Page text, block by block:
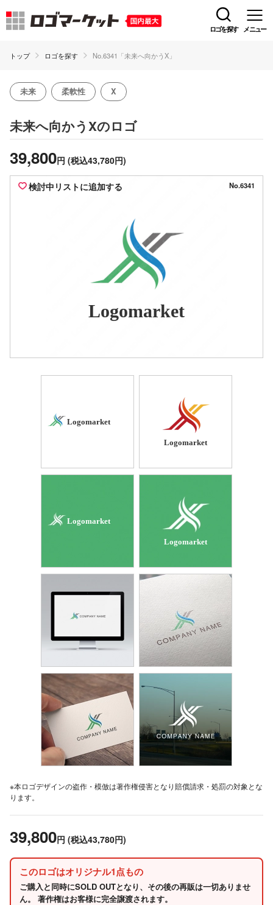
ロゴを探す メニュー
トップ ロゴを探す No.6341「未来へ向かうX」
未来 柔軟性 X
未来へ向かうXのロゴ
39,800円 (税込43,780円)
検討中リストに追加する No.6341
Logomarket
Logomarket
Logomarket
Logomarket
Logomarket
※本ロゴデザインの盗作・模倣は著作権侵害となり賠償請求・処罰の対象とな
ります。
39,800円 (税込43,780円)
このロゴはオリジナル1点もの
ご購入と同時にSOLD OUTとなり、その後の再販は一切ありませ
ん。 著作権はお客様に完全譲渡されます。